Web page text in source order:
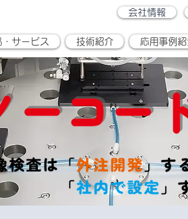
会社情報
・サービス 技術紹介 応用事例紹